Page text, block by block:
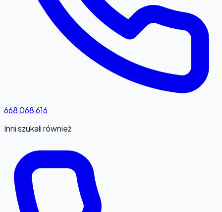
668 068 616
Inni szukali również